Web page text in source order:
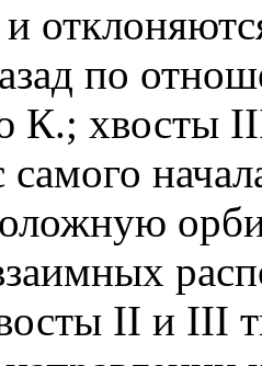
по
К.; хвосты
II и III